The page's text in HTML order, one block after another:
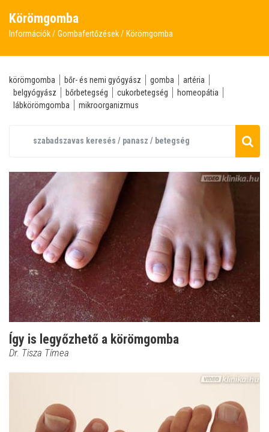
Körömgomba
Információk Gombafertőzések Körömgomba
körömgomba bőr- és nemi gyógyász gomba
artéria
belgyógyász
bőrbetegség cukorbetegség
homeopátia
lábkörömgomba
mikroorganizmus
Így is legyőzhető a körömgomba
Dr. Tisza Tímea